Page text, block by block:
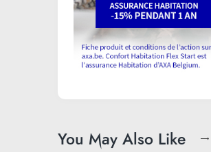
You May Also Like